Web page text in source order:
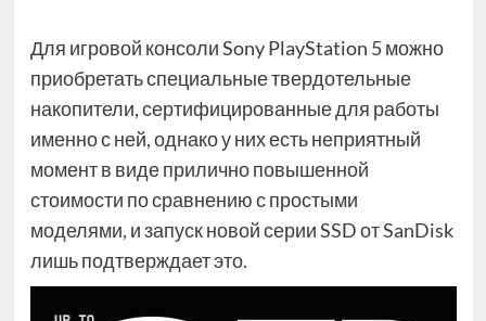
Для игровой консоли Sony PlayStation 5 можно
приобретать специальные твердотельные
накопители, сертифицированные для работы
именно с ней, однако у них есть неприятный
момент в виде прилично повышенной
стоимости по сравнению с простыми
моделями, и запуск новой серии SSD от SanDisk
лишь подтверждает это.